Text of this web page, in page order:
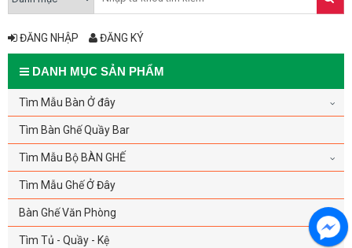
ĐĂNG NHẬP ĐĂNG KÝ
DANH MỤC SẢN PHẨM
Tìm Mẫu Bàn Ở đây
Tìm Bàn Ghế Quầy Bar
Tìm Mẫu Bộ BÀN GHẾ
Tìm Mẫu Ghế Ở Đây
Bàn Ghế Văn Phòng
Tìm Tủ - Quầy - Kệ